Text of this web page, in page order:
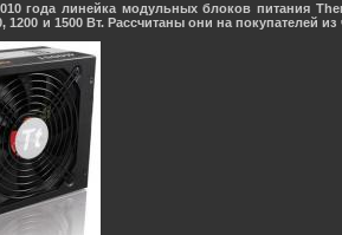
года линейка модульных блоков питания
1200 и 1500 Вт. Рассчитаны они на покупателей